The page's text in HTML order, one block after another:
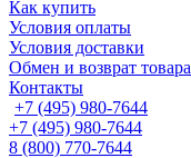
Как купить
Условия оплаты
Условия доставки
Обмен и возврат товара
Контакты
+7 (495) 980-7644
+7 (495) 980-7644
8 (800) 770-7644